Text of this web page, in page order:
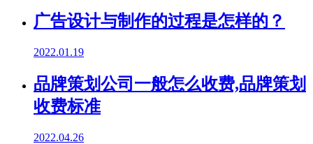
广告设计与制作的过程是怎样的？
2022.01.19
品牌策划公司一般怎么收费,品牌策划
收费标准
2022.04.26